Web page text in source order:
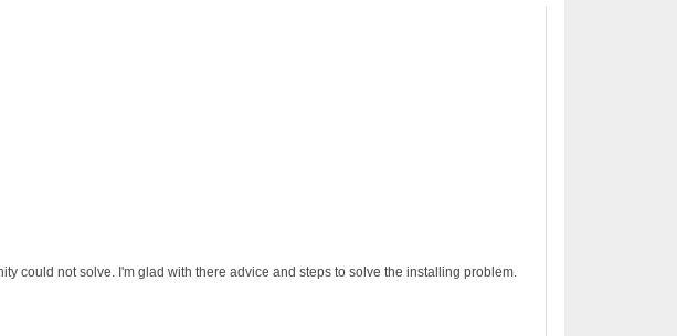
could not solve. I'm glad with there advice and steps to solve the installing problem.